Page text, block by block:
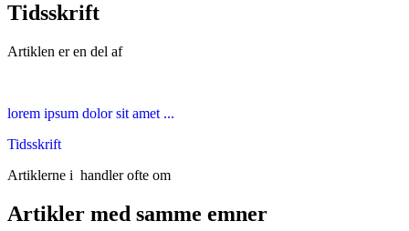
Tidsskrift
Artiklen er en del af
lorem ipsum dolor sit amet ...
Tidsskrift
Artiklerne i handler ofte om
Artikler med samme emner